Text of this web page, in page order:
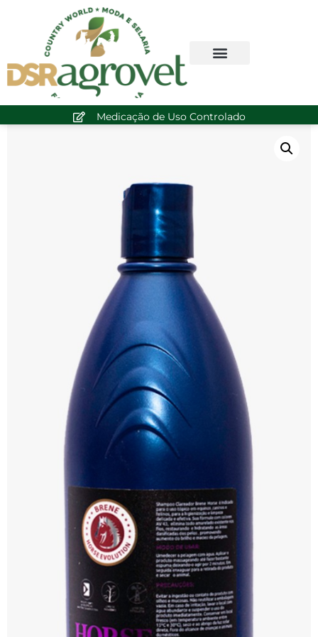
Medicação de Uso Controlado